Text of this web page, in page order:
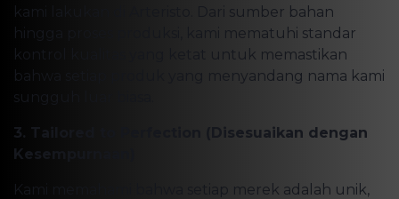
kami lakukan di Arteristo. Dari sumber bahan
hingga proses produksi, kami mematuhi standar
kontrol kualitas yang ketat untuk memastikan
bahwa setiap produk yang menyandang nama kami
sungguh luar biasa.
3. Tailored to Perfection (Disesuaikan dengan
Kesempurnaan)
Kami memahami bahwa setiap merek adalah unik,